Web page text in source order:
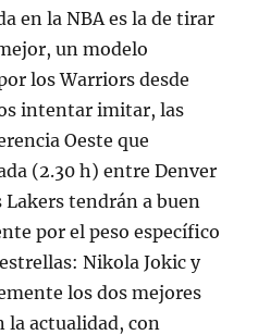
en la NBA es la de tirar
un modelo
los Warriors desde
intentar imitar, las
Oeste que
(2.30 h) entre Denver
Lakers tendrán a buen
por el peso específico
Nikola Jokic y
los dos mejores
la actualidad, con